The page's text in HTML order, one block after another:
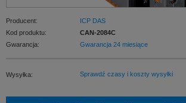
Producent:
ICP DAS
Kod produktu:
CAN-2084C
Gwarancja:
Gwarancja 24 miesiące
Wysyłka: Sprawdź czasy i koszty wysyłki